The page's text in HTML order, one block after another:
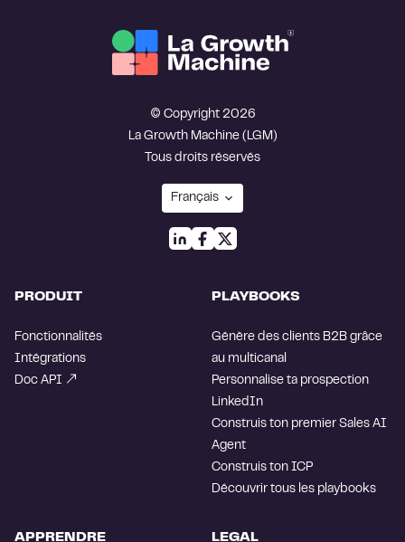
© Copyright 2026
La Growth Machine (LGM)
Tous droits réservés
PRODUIT
Fonctionnalités
Intégrations
Doc API
PLAYBOOKS
Génère des clients B2B grâce
au multicanal
Personnalise ta prospection
LinkedIn
Construis ton premier Sales AI
Agent
Construis ton ICP
Découvrir tous les playbooks
APPRENDRE LEGAL